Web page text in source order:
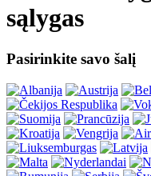
sąlygas
Pasirinkite savo šalį